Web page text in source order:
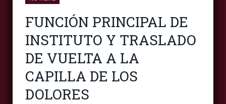
FUNCIÓN PRINCIPAL DE
INSTITUTO Y TRASLADO
DE VUELTA A LA
CAPILLA DE LOS
DOLORES